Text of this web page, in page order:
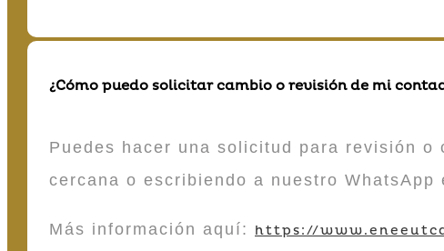
¿Cómo puedo solicitar cambio o revisión de mi
Puedes hacer una solicitud para revisión
cercana o escribiendo a nuestro WhatsApp
Más información aquí: https://